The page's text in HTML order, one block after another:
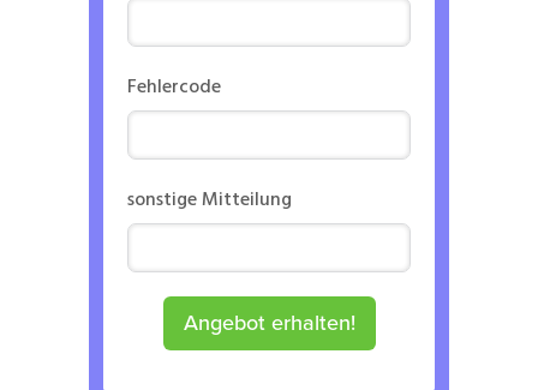
Fehlercode
sonstige Mitteilung
Angebot erhalten!